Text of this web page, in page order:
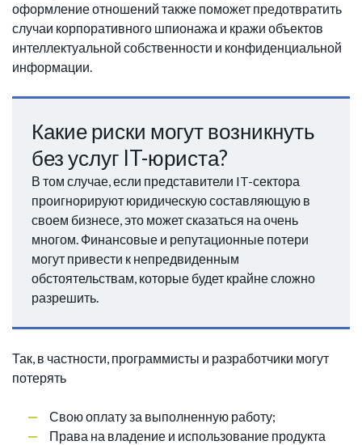
оформление отношений также поможет предотвратить
случаи корпоративного шпионажа и кражи объектов
интеллектуальной собственности и конфиденциальной
информации.
Какие риски могут возникнуть
без услуг IT-юриста?
В том случае, если представители IT-сектора
проигнорируют юридическую составляющую в
своем бизнесе, это может сказаться на очень
многом. Финансовые и репутационные потери
могут привести к непредвиденным
обстоятельствам, которые будет крайне сложно
разрешить.
Так, в частности, программисты и разработчики могут
потерять
Свою оплату за выполненную работу;
Права на владение и использование продукта